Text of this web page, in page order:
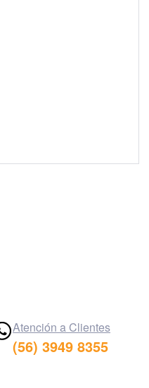
Atención a Clientes
(56) 3949 8355